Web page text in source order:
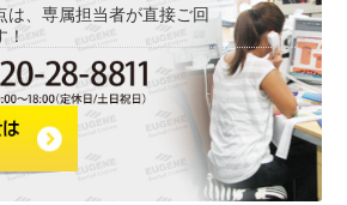
は、専属担当者が直接ご回